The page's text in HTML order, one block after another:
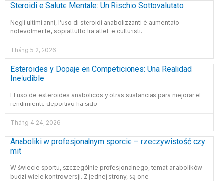
Steroidi e Salute Mentale: Un Rischio Sottovalutato
Negli ultimi anni, l’uso di steroidi anabolizzanti è aumentato
notevolmente, soprattutto tra atleti e culturisti.
Tháng 5 2, 2026
Esteroides y Dopaje en Competiciones: Una Realidad
Ineludible
El uso de esteroides anabólicos y otras sustancias para mejorar el
rendimiento deportivo ha sido
Tháng 4 24, 2026
Anaboliki w profesjonalnym sporcie – rzeczywistość czy
mit
W świecie sportu, szczególnie profesjonalnego, temat anabolików
budzi wiele kontrowersji. Z jednej strony, są one